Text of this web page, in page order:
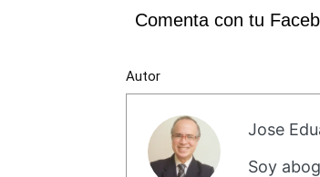
Comenta con tu
Autor
Jose
Soy